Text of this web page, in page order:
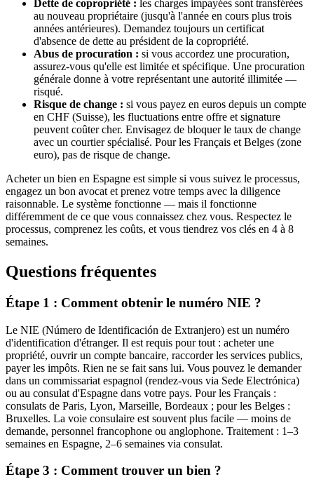
Dette de copropriété : les charges impayées sont transférées
au nouveau propriétaire (jusqu'à l'année en cours plus trois
années antérieures). Demandez toujours un certificat
d'absence de dette au président de la copropriété.
Abus de procuration : si vous accordez une procuration,
assurez-vous qu'elle est limitée et spécifique. Une procuration
générale donne à votre représentant une autorité illimitée —
risqué.
Risque de change : si vous payez en euros depuis un compte
en CHF (Suisse), les fluctuations entre offre et signature
peuvent coûter cher. Envisagez de bloquer le taux de change
avec un courtier spécialisé. Pour les Français et Belges (zone
euro), pas de risque de change.
Acheter un bien en Espagne est simple si vous suivez le processus,
engagez un bon avocat et prenez votre temps avec la diligence
raisonnable. Le système fonctionne — mais il fonctionne
différemment de ce que vous connaissez chez vous. Respectez le
processus, comprenez les coûts, et vous tiendrez vos clés en 4 à 8
semaines.
Questions fréquentes
Étape 1 : Comment obtenir le numéro NIE ?
Le NIE (Número de Identificación de Extranjero) est un numéro
d'identification d'étranger. Il est requis pour tout : acheter une
propriété, ouvrir un compte bancaire, raccorder les services publics,
payer les impôts. Rien ne se fait sans lui. Vous pouvez le demander
dans un commissariat espagnol (rendez-vous via Sede Electrónica)
ou au consulat d'Espagne dans votre pays. Pour les Français :
consulats de Paris, Lyon, Marseille, Bordeaux ; pour les Belges :
Bruxelles. La voie consulaire est souvent plus facile — moins de
demande, personnel francophone ou anglophone. Traitement : 1–3
semaines en Espagne, 2–6 semaines via consulat.
Étape 3 : Comment trouver un bien ?